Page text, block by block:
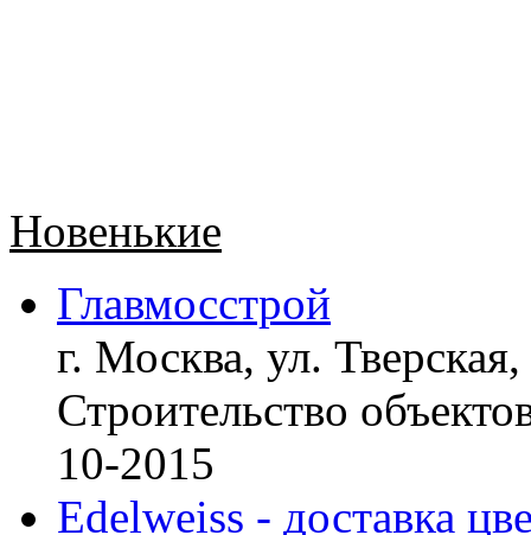
Новенькие
Главмосстрой
г. Москва, ул.
Строительство
10-2015
Edelweiss - доставка